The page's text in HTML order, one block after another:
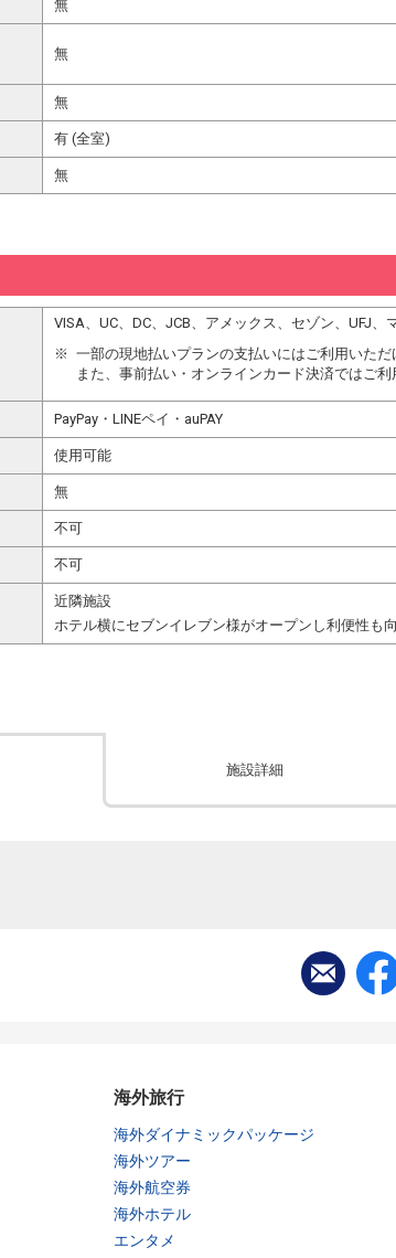
無
無
無
有 (全室)
無
VISA、UC、DC、JCB、アメックス、セゾン、UFJ、
一部の現地払いプランの支払いにはご利用いただ
また、事前払い・オンラインカード決済ではご
PayPay・LINEペイ・auPAY
使用可能
無
不可
不可
近隣施設
ホテル横にセブンイレブン様がオープンし利便性も
施設詳細
海外旅行
海外ダイナミックパッケージ
海外ツアー
海外航空券
海外ホテル
エンタメ